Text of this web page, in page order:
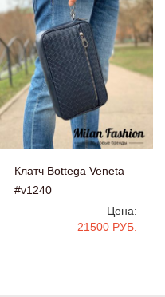
Клатч Bottega Veneta
#v1240
Цена:
21500 РУБ.